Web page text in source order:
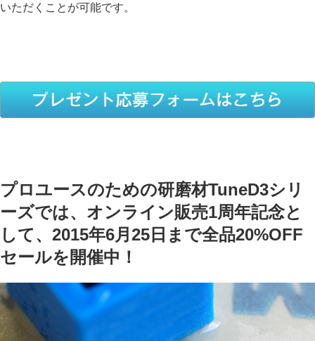
いただくことが可能です。
プロユースのための研磨材TuneD3シリ
ーズでは、オンライン販売1周年記念と
して、2015年6月25日まで全品20%OFF
セールを開催中！